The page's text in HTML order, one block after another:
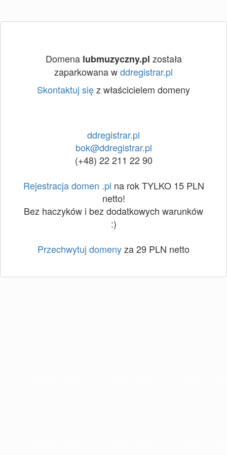
Domena lubmuzyczny.pl została
zaparkowana wddregistrar.pl
Skontaktuj sięz właścicielem domeny
ddregistrar.pl
bok@ddregistrar.pl
(+48) 22 211 22 90
Rejestracja domen .pl na rok TYLKO 15 PLN
netto!
Bez haczyków i bez dodatkowych warunków
:)
Przechwytuj domenyza 29 PLN netto